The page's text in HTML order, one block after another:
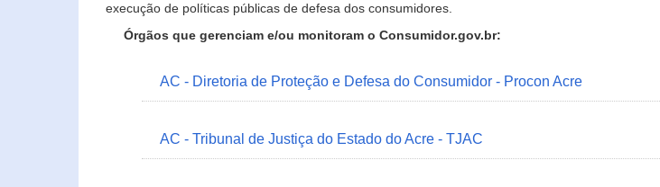
execução de políticas públicas de defesa dos consumidores.
Órgãos que gerenciam e/ou monitoram o Consumidor.gov.br:
AC - Diretoria de Proteção e Defesa do Consumidor - Procon Acre
AC - Tribunal de Justiça do Estado do Acre - TJAC